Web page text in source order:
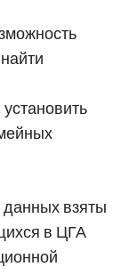
взяты
в ЦГА